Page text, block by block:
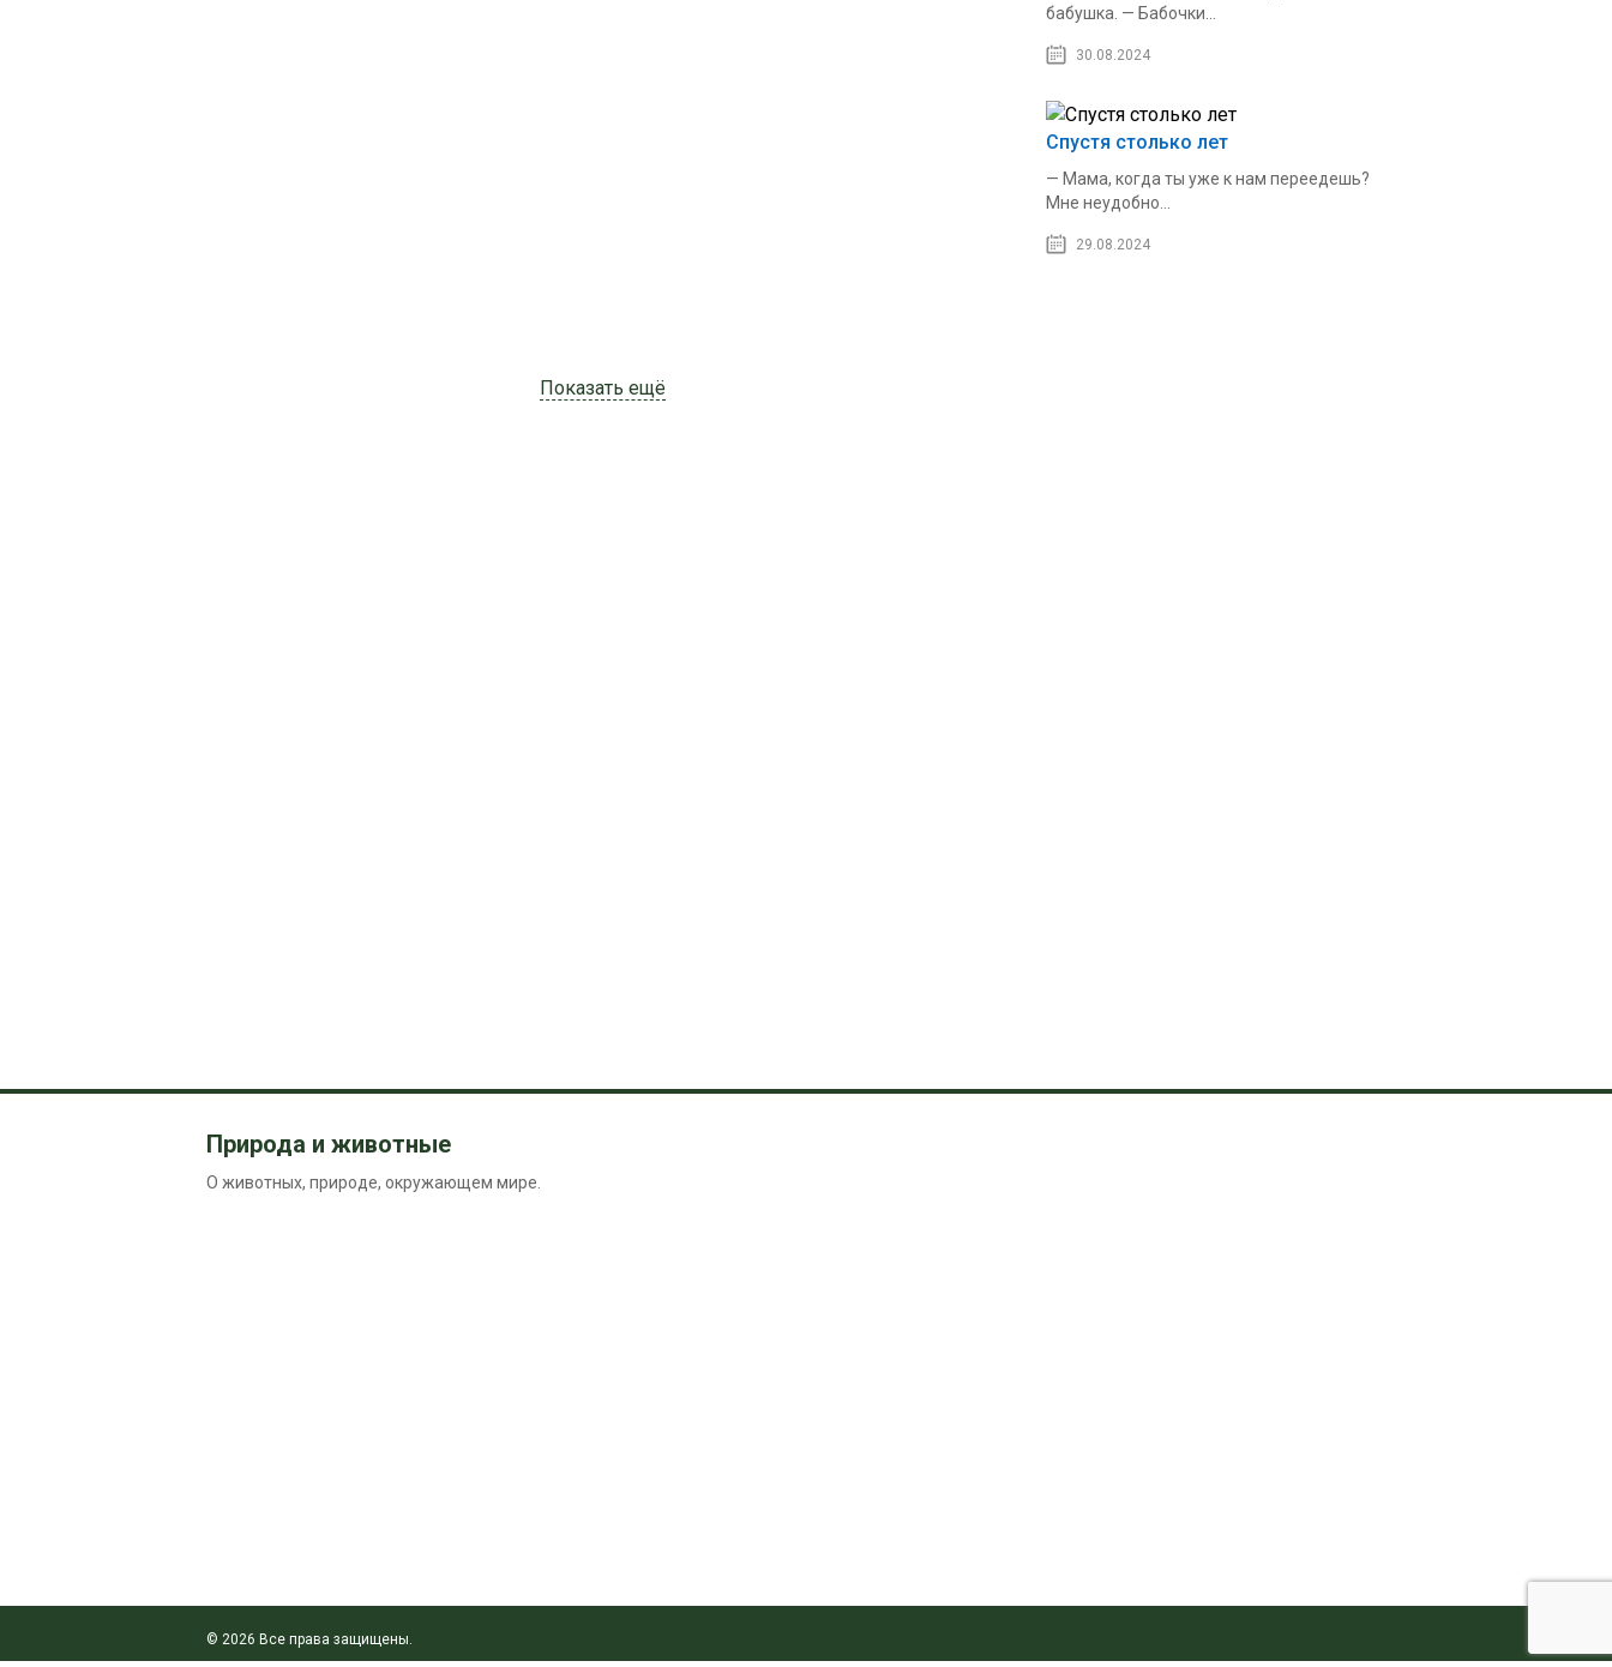
Показать ещё
бабушка. — Бабочки...
30.08.2024
Спустя столько лет
— Мама, когда ты уже к нам переедешь?
Мне неудобно...
29.08.2024
Природа и животные
О животных, природе, окружающем мире.
© 2026 Все права защищены.